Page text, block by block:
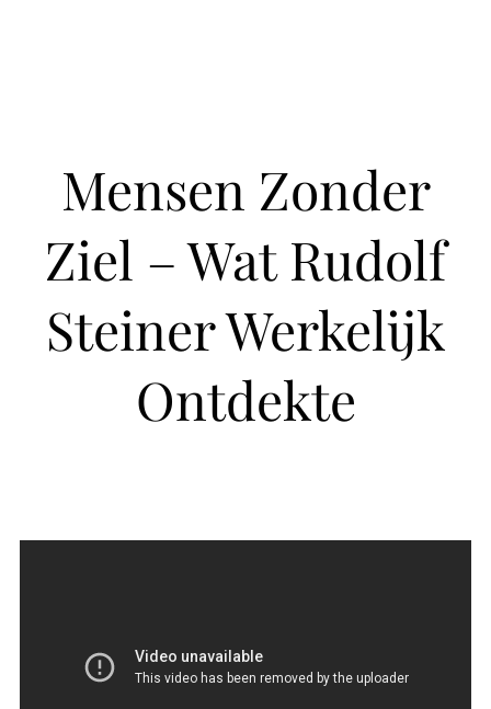
Mensen Zonder
Ziel – Wat Rudolf
Steiner Werkelijk
Ontdekte